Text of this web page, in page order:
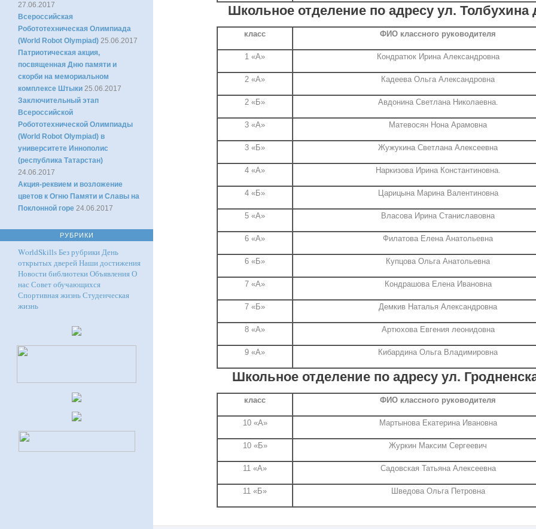
27.06.2017
Всероссийская
Робототехническая Олимпиада
(World Robot Olympiad) 25.06.2017
Патриотическая акция,
посвященная Дню памяти и
скорби на мемориальном
комплексе Штыки 25.06.2017
Заключительный этап
Всероссийской
Робототехнической Олимпиады
(World Robot Olympiad) в
университете Иннополис
(республика Татарстан)
24.06.2017
Акция-реквием и возложение
цветов к Огню Памяти и Славы на
Поклонной горе 24.06.2017
РУБРИКИ
WorldSkillsБез рубрикиДень
открытых дверейНаши достижения
Новости библиотекиОбъявленияО
насСовет обучающихся
Спортивная жизньСтуденческая
жизнь
Школьное отделение по адресу ул. Толбухина
класс ФИО классного руководителя
1 «А» Кондратюк Ирина Александровна
2 «А» Кадеева Ольга Александровна
2 «Б» Авдонина Светлана Николаевна.
3 «А» Матевосян Нона Арамовна
3 «Б» Жужукина Светлана Алексеевна
4 «А» Наркизова Ирина Константиновна.
4 «Б» Царицына Марина Валентиновна
5 «А» Власова Ирина Станиславовна
6 «А» Филатова Елена Анатольевна
6 «Б» Купцова Ольга Анатольевна
7 «А» Кондрашова Елена Ивановна
7 «Б» Демкив Наталья Александровна
8 «А» Артюхова Евгения леонидовна
9 «А» Кибардина Ольга Владимировна
Школьное отделение по адресу ул.
класс ФИО классного руководителя
10 «А» Мартынова Екатерина Ивановна
10 «Б» Журкин Максим Сергеевич
11 «А» Садовская Татьяна Алексеевна
11 «Б» Шведова Ольга Петровна